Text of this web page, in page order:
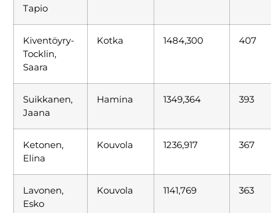
Tapio
Kiventöyry-
Tocklin,
Saara
Kotka 1484,300 407
Suikkanen,
Jaana
Hamina 1349,364 393
Ketonen,
Elina
Kouvola 1236,917 367
Lavonen,
Esko
Kouvola 1141,769 363